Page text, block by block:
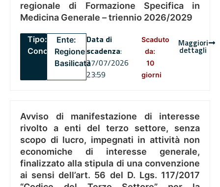
regionale di Formazione Specifica in
Medicina Generale – triennio 2026/2029
Tipo:
Concorsi
Ente:
Regione
Basilicata
Data di
scadenza:
27/07/2026
23:59
Scaduto
da:
10
giorni
Maggiori
dettagli
Avviso di manifestazione di interesse
rivolto a enti del terzo settore, senza
scopo di lucro, impegnati in attività non
economiche di interesse generale,
finalizzato alla stipula di una convenzione
ai sensi dell’art. 56 del D. Lgs. 117/2017